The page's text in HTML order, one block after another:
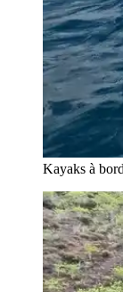
Kayaks à